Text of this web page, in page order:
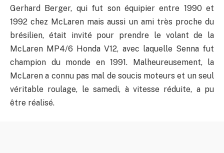
Gerhard Berger, qui fut son équipier entre 1990 et
1992 chez McLaren mais aussi un ami très proche du
brésilien, était invité pour prendre le volant de la
McLaren MP4/6 Honda V12, avec laquelle Senna fut
champion du monde en 1991. Malheureusement, la
McLaren a connu pas mal de soucis moteurs et un seul
véritable roulage, le samedi, à vitesse réduite, a pu
être réalisé.